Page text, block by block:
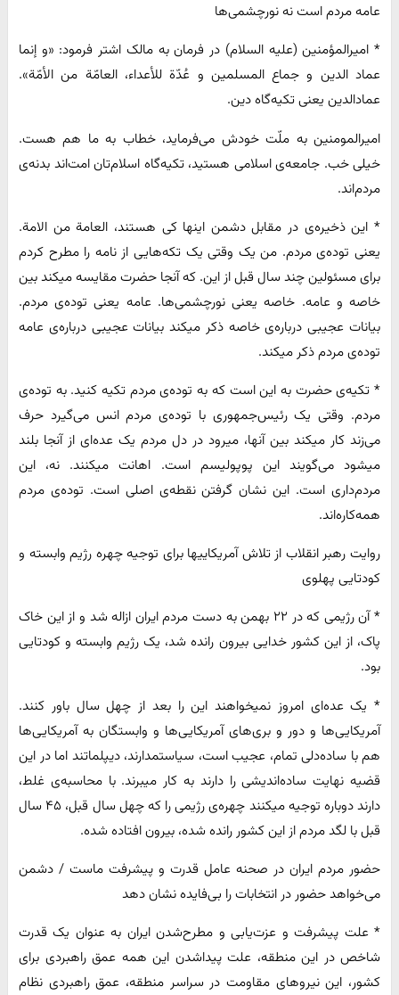
عامه مردم است نه نورچشمی‌ها
* امیرالمؤمنین (علیه السلام) در فرمان به مالک اشتر فرمود: «و إنما
عماد الدین و جماع المسلمین و عُدّة للأعداء، العامّة من الأمّة».
عمادالدین یعنی تکیه‌گاه دین.
امیرالمومنین به ملّت خودش می‌فرماید، خطاب به ما هم هست.
خیلی خب. جامعه‌ی اسلامی هستید، تکیه‌گاه اسلام‌تان امت‌اند بدنه‌ی
مردم‌اند.
* این ذخیره‌ی در مقابل دشمن اینها کی هستند، العامة من الامة.
یعنی توده‌ی مردم. من یک وقتی یک تکه‌هایی از نامه را مطرح کردم
برای مسئولین چند سال قبل از این. که آنجا حضرت مقایسه میکند بین
خاصه و عامه. خاصه یعنی نورچشمی‌ها. عامه یعنی توده‌ی مردم.
بیانات عجیبی درباره‌ی خاصه ذکر میکند بیانات عجیبی درباره‌ی عامه
توده‌ی مردم ذکر میکند.
* تکیه‌ی حضرت به این است که به توده‌ی مردم تکیه کنید. به توده‌ی
مردم. وقتی یک رئیس‌جمهوری با توده‌ی مردم انس می‌گیرد حرف
می‌زند کار میکند بین آنها، میرود در دل مردم یک عده‌ای از آنجا بلند
میشود می‌گویند این پوپولیسم است. اهانت میکنند. نه، این
مردم‌داری است. این نشان گرفتن نقطه‌ی اصلی است. توده‌ی مردم
همه‌کاره‌اند.
روایت رهبر انقلاب از تلاش آمریکاییها برای توجیه چهره رژیم وابسته و
کودتایی پهلوی
* آن رژیمی که در ۲۲ بهمن به دست مردم ایران ازاله شد و از این خاک
پاک، از این کشور خدایی بیرون رانده شد، یک رژیم وابسته و کودتایی
بود.
* یک عده‌ای امروز نمیخواهند این را بعد از چهل سال باور کنند.
آمریکایی‌ها و دور و بری‌های آمریکایی‌ها و وابستگان به آمریکایی‌ها
هم با ساده‌دلی تمام، عجیب است، سیاستمدارند، دیپلماتند اما در این
قضیه نهایت ساده‌اندیشی را دارند به کار میبرند. با محاسبه‌ی غلط،
دارند دوباره توجیه میکنند چهره‌ی رژیمی را که چهل سال قبل، ۴۵ سال
قبل با لگد مردم از این کشور رانده شده، بیرون افتاده شده.
حضور مردم ایران در صحنه عامل قدرت و پیشرفت ماست / دشمن
می‌خواهد حضور در انتخابات را بی‌فایده نشان دهد
* علت پیشرفت و عزت‌یابی و مطرح‌شدن ایران به عنوان یک قدرت
شاخص در این منطقه، علت پیداشدن این همه عمق راهبردی برای
کشور، این نیروهای مقاومت در سراسر منطقه، عمق راهبردی نظام